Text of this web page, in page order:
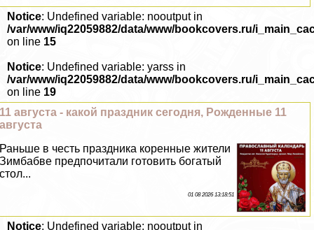
Notice: Undefined variable: nooutput in
/var/www/iq22059882/data/www/bookcovers.ru/
on line 15
Notice: Undefined variable: yarss in
/var/www/iq22059882/data/www/bookcovers.ru/
on line 19
11 августа - какой праздник сегодня, Рожденные 11
августа
Раньше в честь праздника коренные жители
Зимбабве предпочитали готовить богатый
стол...
01 08 2026 13:18:51
Notice: Undefined variable: nooutput in